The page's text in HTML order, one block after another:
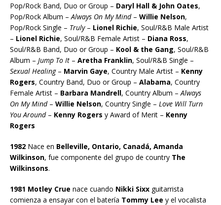
Pop/Rock Band, Duo or Group – Daryl Hall & John Oates,
Pop/Rock Album –Always On My Mind– Willie Nelson,
Pop/Rock Single – Truly– Lionel Richie, Soul/R&B Male Artist
– Lionel Richie, Soul/R&B Female Artist – Diana Ross,
Soul/R&B Band, Duo or Group – Kool & the Gang, Soul/R&B
Album – Jump To It – Aretha Franklin, Soul/R&B Single –
Sexual Healing– Marvin Gaye, Country Male Artist – Kenny
Rogers, Country Band, Duo or Group – Alabama, Country
Female Artist – Barbara Mandrell, Country Album – Always
On My Mind– Willie Nelson, Country Single – Love Will Turn
You Around– Kenny Rogers y Award of Merit – Kenny
Rogers
1982 Nace en Belleville, Ontario, Canadá, Amanda
Wilkinson, fue componente del grupo de country The
Wilkinsons.
1981 Motley Crue nace cuando Nikki Sixx guitarrista
comienza a ensayar con el batería Tommy Lee y el vocalista